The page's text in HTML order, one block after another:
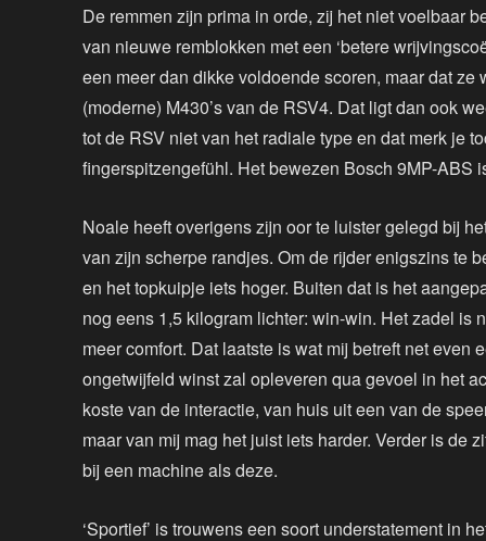
De remmen zijn prima in orde, zij het niet voelbaar
van nieuwe remblokken met een ‘betere
een meer dan dikke voldoende scoren, maar dat
(moderne) M430’s van de RSV4. Dat ligt dan ook
tot de RSV niet van het radiale type en dat merk je
fingerspitzengefühl. Het bewezen Bosch 9MP-ABS
Noale heeft overigens zijn oor te luister gelegd bij
van zijn scherpe randjes. Om de rijder enigszins te
en het topkuipje iets hoger. Buiten dat is het
nog eens 1,5 kilogram lichter: win-win. Het zadel is
meer comfort. Dat laatste is wat mij betreft net
ongetwijfeld winst zal opleveren qua gevoel in het
koste van de interactie, van huis uit een van de
maar van mij mag het juist iets harder. Verder is de
bij een machine als deze.
‘Sportief’ is trouwens een soort understatement in